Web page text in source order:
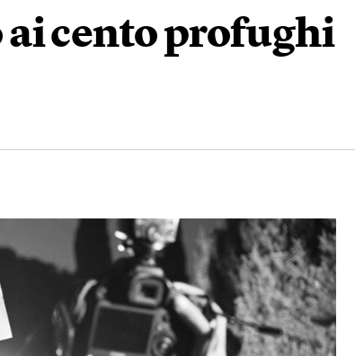
cento profughi